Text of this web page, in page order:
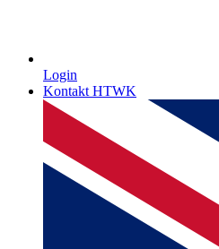
Login
Kontakt HTWK